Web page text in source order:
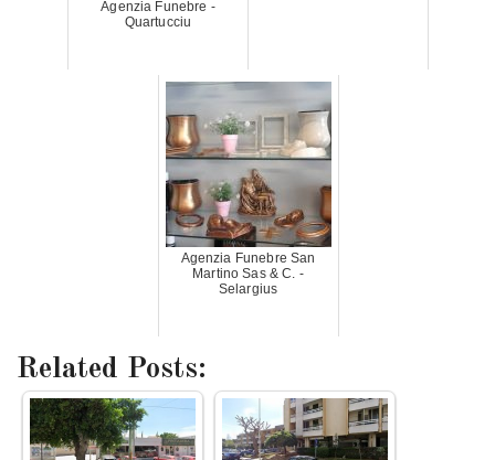
Agenzia Funebre -
Quartucciu
Agenzia Funebre San
Martino Sas & C. -
Selargius
Related Posts: